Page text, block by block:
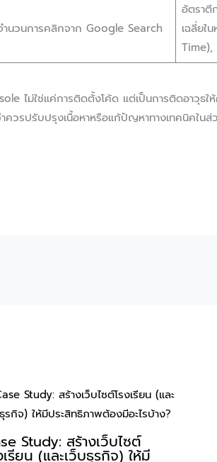
ำนวนการคลิกจาก Google Search
อัตราตี
เฉลี่ยใ
ไม่ใช่แค่การติดตั้งโค้ด แต่เป็นการติดอาวุธ
วรปรับปรุงเนื้อหาหรือแก้ปัญหาทางเทคนิคใน
Study: สร้างเว็บไซต์
เรียน (และเว็บธุรกิจ) ให้มี